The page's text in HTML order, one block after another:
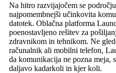
Na hitro razvijajočem se
najpomembnejši učinkovita
datotek. Oblačna platforma
poenostavljeno rešitev za
zdravnikom in tehnikom. Ne
računalnik ali mobilni telefon,
da komunikacija ne pozna meja,
daljavo kadarkoli in kjer koli.